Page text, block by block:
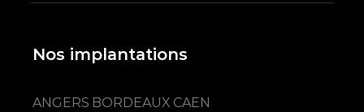
Nos implantations
ANGERS BORDEAUX CAEN